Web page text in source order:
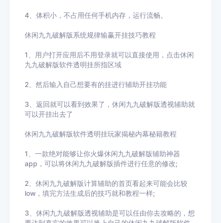
4、体积小，不占用任何手机内存，运行流畅。
休闲九九破解版系统规律输赢开挂技巧教程
1、用户打开应用后不用登录就可以直接使用，点击休闲
九九破解版软件透明挂所指区域
2、然后输入自己想要有的挂进行辅助开挂功能
3 、返回就可以看到效果了， 休闲九九破解版透视辅助就
可以开挂出去了
休闲九九破解版软件透明挂玩家揭秘内幕秘籍教程
1、一款绝对能够让你火爆休闲九九破解版辅助神器
app，可以将休闲九九破解版插件进行任意的修改;
2、 休闲九九破解版计算辅助的首页看起来可能会比较
low ，填完方法生成后的技巧就和教程一样;
3、 休闲九九破解版透视辅助是可以任由你去攻略的，想